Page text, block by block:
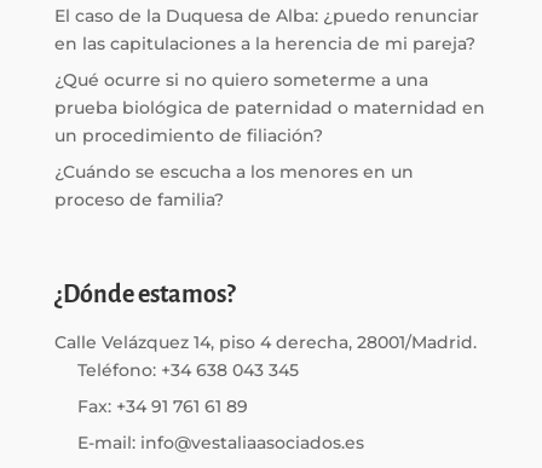
El caso de la Duquesa de Alba: ¿puedo renunciar
en las capitulaciones a la herencia de mi pareja?
¿Qué ocurre si no quiero someterme a una
prueba biológica de paternidad o maternidad en
un procedimiento de filiación?
¿Cuándo se escucha a los menores en un
proceso de familia?
¿Dónde estamos?
Calle Velázquez 14, piso 4 derecha, 28001/Madrid.
Teléfono: +34 638 043 345
Fax: +34 91 761 61 89
E-mail: info@vestaliaasociados.es